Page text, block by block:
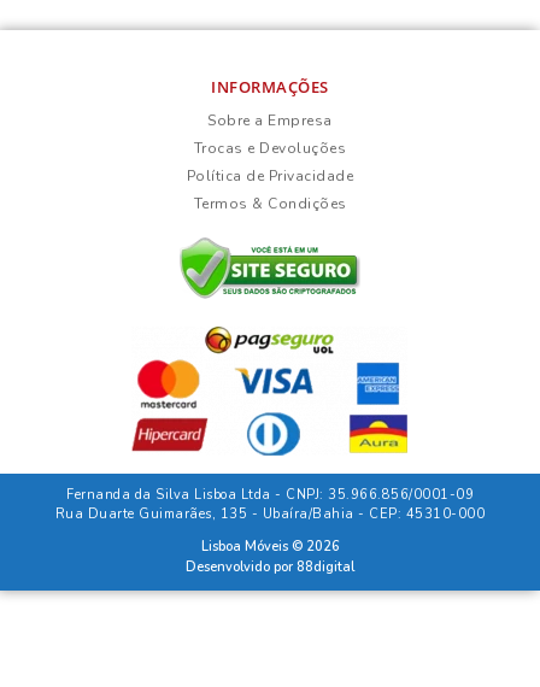
INFORMAÇÕES
Sobre a Empresa
Trocas e Devoluções
Política de Privacidade
Termos & Condições
Fernanda da Silva Lisboa Ltda - CNPJ: 35.966.856/0001-09
Rua Duarte Guimarães, 135 - Ubaíra/Bahia - CEP: 45310-000
Lisboa Móveis © 2026
Desenvolvido por 88digital